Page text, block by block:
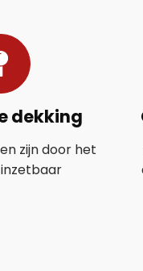
dekking
zijn door het